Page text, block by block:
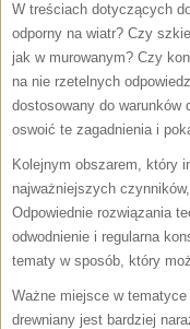
W treściach dotyczących
odporny na wiatr? Czy
jak w murowanym? Czy
na nie rzetelnych
dostosowany do warunków
oswoić te zagadnienia i
Kolejnym obszarem, który
najważniejszych
Odpowiednie rozwiązania
odwodnienie i regularna
tematy w sposób, który
Ważne miejsce w
drewniany jest bardziej